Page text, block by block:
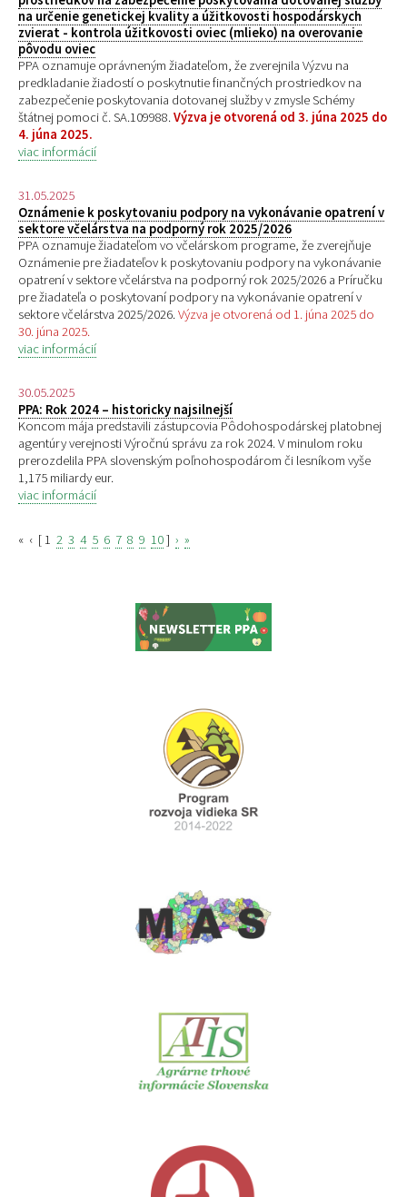
na určenie genetickej kvality a úžitkovosti hospodárskych
zvierat - kontrola úžitkovosti oviec (mlieko) na overovanie
pôvodu oviec
PPA oznamuje oprávneným žiadateľom, že zverejnila Výzvu na
predkladanie žiadostí o poskytnutie finančných prostriedkov na
zabezpečenie poskytovania dotovanej služby v zmysle Schémy
štátnej pomoci č. SA.109988.Výzva je otvorená od 3. júna 2025 do
4. júna 2025.
viac informácií
31.05.2025
Oznámenie k poskytovaniu podpory na vykonávanie opatrení v
sektore včelárstva na podporný rok 2025/2026
PPA oznamuje žiadateľom vo včelárskom programe, že zverejňuje
Oznámenie pre žiadateľov k poskytovaniu podpory na vykonávanie
opatrení v sektore včelárstva na podporný rok 2025/2026 a Príručku
pre žiadateľa o poskytovaní podpory na vykonávanie opatrení v
sektore včelárstva 2025/2026.Výzva je otvorená od 1. júna 2025 do
30. júna 2025.
viac informácií
30.05.2025
PPA: Rok 2024 – historicky najsilnejší
Koncom mája predstavili zástupcovia Pôdohospodárskej platobnej
agentúry verejnosti Výročnú správu za rok 2024. V minulom roku
prerozdelila PPA slovenským poľnohospodárom či lesníkom vyše
1,175 miliardy eur.
viac informácií
« ‹ [ 1 2 3 4 5 6 7 8 9 10] › »